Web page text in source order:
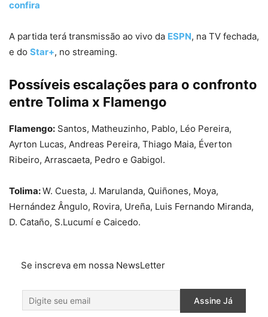
confira
A partida terá transmissão ao vivo da ESPN, na TV fechada,
e do Star+, no streaming.
Possíveis escalações para o confronto
entre Tolima x Flamengo
Flamengo: Santos, Matheuzinho, Pablo, Léo Pereira,
Ayrton Lucas, Andreas Pereira, Thiago Maia, Éverton
Ribeiro, Arrascaeta, Pedro e Gabigol.
Tolima:W. Cuesta, J. Marulanda, Quiñones, Moya,
Hernández Ângulo, Rovira, Ureña, Luis Fernando Miranda,
D. Cataño, S.Lucumí e Caicedo.
Se inscreva em nossa NewsLetter